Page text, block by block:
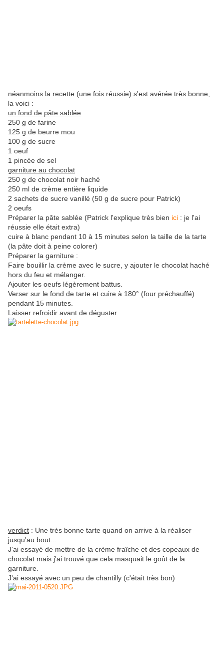
néanmoins la recette (une fois réussie) s'est avérée très bonne,
la voici :
un fond de pâte sablée
250 g de farine
125 g de beurre mou
100 g de sucre
1 oeuf
1 pincée de sel
garniture au chocolat
250 g de chocolat noir haché
250 ml de crème entière liquide
2 sachets de sucre vanillé (50 g de sucre pour Patrick)
2 oeufs
Préparer la pâte sablée (Patrick l'explique très bien ici : je l'ai
réussie elle était extra)
cuire à blanc pendant 10 à 15 minutes selon la taille de la tarte
(la pâte doit à peine colorer)
Préparer la garniture :
Faire bouillir la crème avec le sucre, y ajouter le chocolat haché
hors du feu et mélanger.
Ajouter les oeufs légèrement battus.
Verser sur le fond de tarte et cuire à 180° (four préchauffé)
pendant 15 minutes.
Laisser refroidir avant de déguster
verdict : Une très bonne tarte quand on arrive à la réaliser
jusqu'au bout...
J'ai essayé de mettre de la crème fraîche et des copeaux de
chocolat mais j'ai trouvé que cela masquait le goût de la
garniture.
J'ai essayé avec un peu de chantilly (c'était très bon)